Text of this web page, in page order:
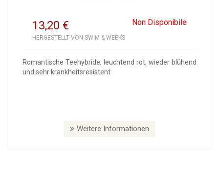
13,20 Non Disponibile
€
HERGESTELLT VON SWIM & WEEKS
Romantische Teehybride, leuchtend rot, wieder blühend
und sehr krankheitsresistent
Weitere Informationen